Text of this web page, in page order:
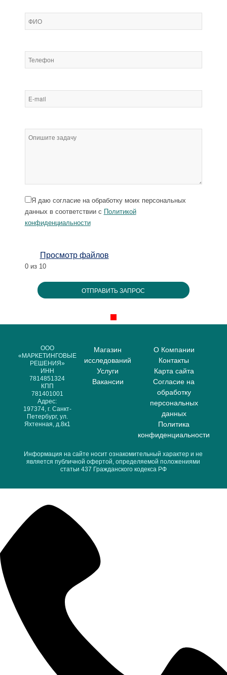
Я даю согласие на обработку моих персональных
данных в соответствии с Политикой
конфиденциальности
Просмотр файлов
0из 10
ООО
«МАРКЕТИНГОВЫЕ
РЕШЕНИЯ»
ИНН
7814851324
КПП
781401001
Адрес:
197374, г. Санкт-
Петербург, ул.
Яхтенная, д.8к1
Магазин
исследований
Услуги
Вакансии
О Компании
Контакты
Карта сайта
Согласие на
обработку
персональных
данных
Политика
конфиденциальности
Информация на сайте носит ознакомительный характер и не
является публичной офертой, определяемой положениями
статьи 437 Гражданского кодекса РФ